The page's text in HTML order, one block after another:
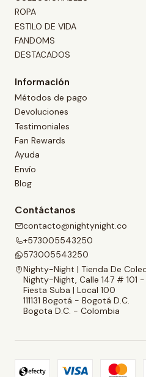
ROPA
ESTILO DE VIDA
FANDOMS
DESTACADOS
Información
Métodos de pago
Devoluciones
Testimoniales
Fan Rewards
Ayuda
Envío
Blog
Contáctanos
contacto@nightynight.co
+573005543250
573005543250
Nighty-Night | Tienda De
Nighty-Night, Calle 147 # 101
Fiesta Suba | Local 100
111131 Bogotá - Bogotá D.C.
Bogota D.C. - Colombia